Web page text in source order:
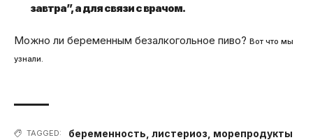
завтра”, а для связи с врачом.
Можно ли беременным безалкогольное пиво? Вот что мы
узнали.
TAGGED: беременность листериоз морепродукты